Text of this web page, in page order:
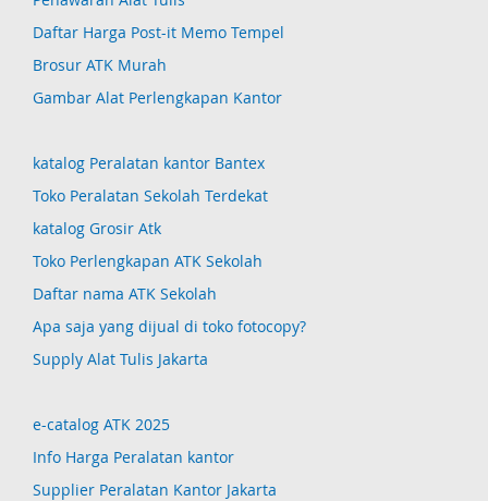
Daftar Harga Post-it Memo Tempel
Brosur ATK Murah
Gambar Alat Perlengkapan Kantor
katalog Peralatan kantor Bantex
Toko Peralatan Sekolah Terdekat
katalog Grosir Atk
Toko Perlengkapan ATK Sekolah
Daftar nama ATK Sekolah
Apa saja yang dijual di toko fotocopy?
Supply Alat Tulis Jakarta
e-catalog ATK 2025
Info Harga Peralatan kantor
Supplier Peralatan Kantor Jakarta